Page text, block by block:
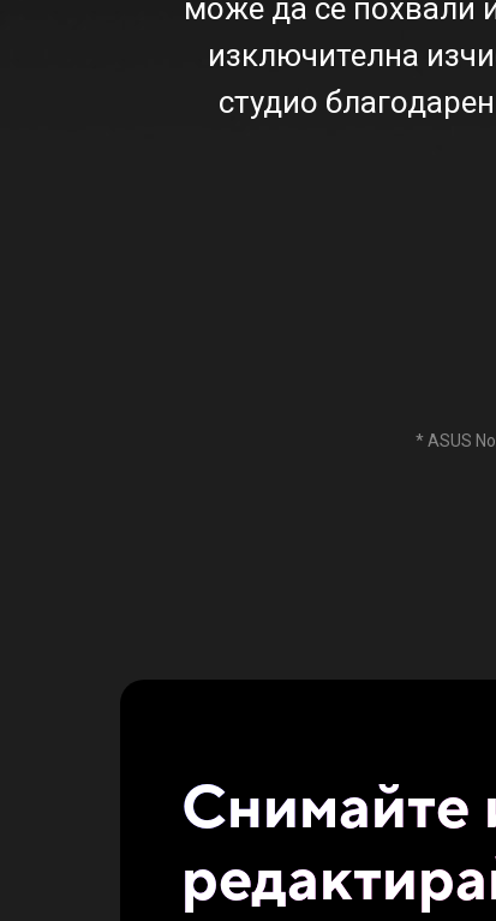
може да се похвали
изключителна
студио
* ASUS
Снимайте